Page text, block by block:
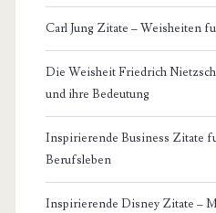
Carl Jung Zitate – Weisheiten
Die Weisheit Friedrich
und ihre Bedeutung
Inspirierende Business Zitate
Berufsleben
Inspirierende Disney Zitate –